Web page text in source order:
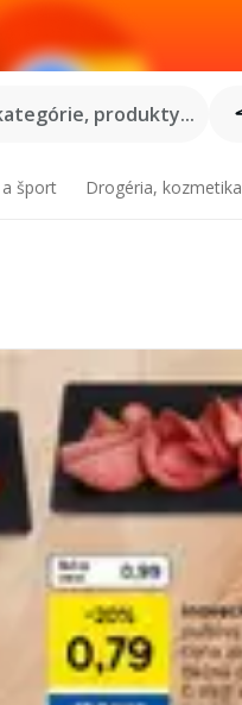
produkty...
šport Drogéria, kozmetika